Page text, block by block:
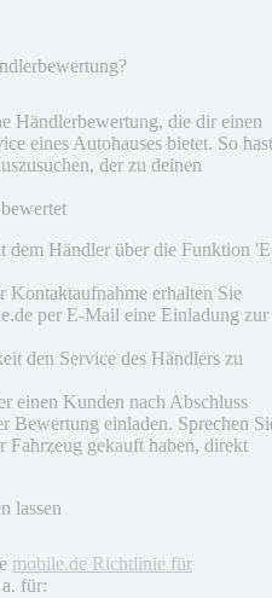
Händlerbewertung, die dir einen
eines Autohauses bietet. So hast
der zu deinen
dem Händler über die Funktion
Kontaktaufnahme erhalten Sie
per E-Mail eine Einladung zur
den Service des Händlers zu
einen Kunden nach Abschluss
Bewertung einladen. Sprechen
Fahrzeug gekauft haben, direkt
lassen
mobile.de Richtlinie für
für: